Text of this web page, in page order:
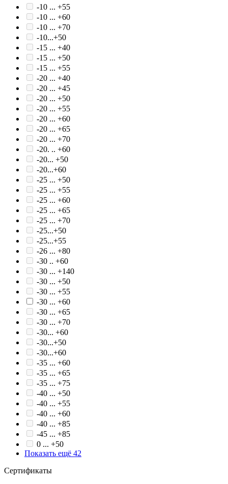
-10 ... +55
-10 ... +60
-10 ... +70
-10...+50
-15 ... +40
-15 ... +50
-15 ... +55
-20 ... +40
-20 ... +45
-20 ... +50
-20 ... +55
-20 ... +60
-20 ... +65
-20 ... +70
-20. .. +60
-20... +50
-20...+60
-25 ... +50
-25 ... +55
-25 ... +60
-25 ... +65
-25 ... +70
-25...+50
-25...+55
-26 ... +80
-30 .. +60
-30 ... +140
-30 ... +50
-30 ... +55
-30 ... +60
-30 ... +65
-30 ... +70
-30... +60
-30...+50
-30...+60
-35 ... +60
-35 ... +65
-35 ... +75
-40 ... +50
-40 ... +55
-40 ... +60
-40 ... +85
-45 ... +85
0 ... +50
Показать ещё 42
Сертификаты